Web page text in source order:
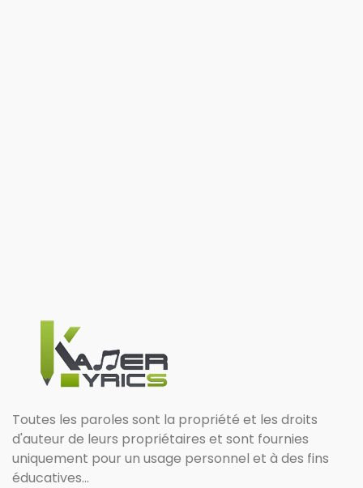
Toutes les paroles sont la propriété et les droits
d'auteur de leurs propriétaires et sont fournies
uniquement pour un usage personnel et à des fins
éducatives...